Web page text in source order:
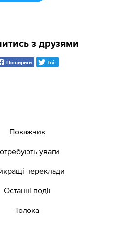
з друзями
Поширити Твіт
Покажчик
уваги
переклади
Останні події
Толока